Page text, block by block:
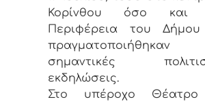
Κορίνθου όσο και
Περιφέρεια του
πραγματοποιήθηκαν
σημαντικές
εκδηλώσεις.
Στο υπέροχο